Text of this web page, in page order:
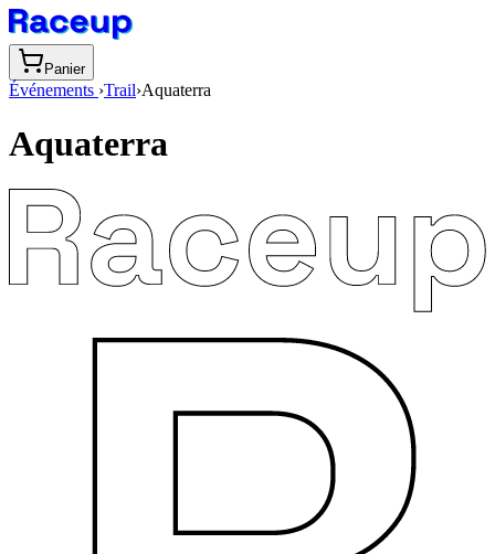
Panier
Événements ›Trail›Aquaterra
Aquaterra